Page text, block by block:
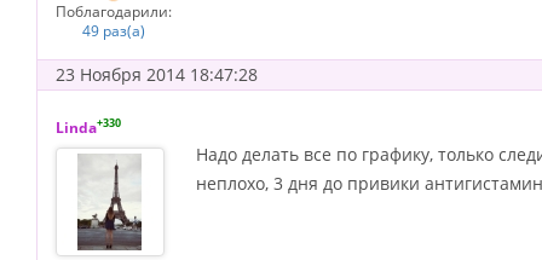
Поблагодарили:
49 раз(а)
23 Ноября 2014 18:47:28
Linda+330
Надо делать все по графику, только
неплохо, 3 дня до привики